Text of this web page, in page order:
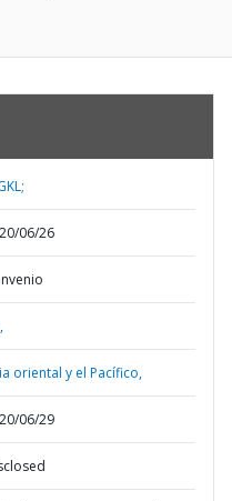
06/26
oriental y el Pacífico,
06/29